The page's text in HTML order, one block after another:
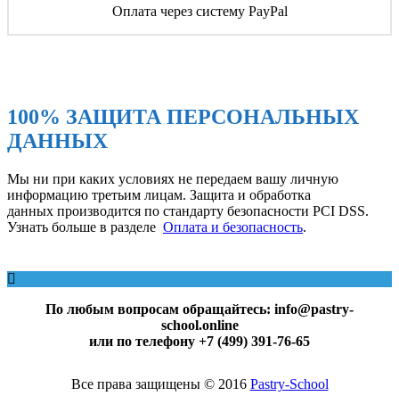
Оплата через систему PayPal
100% ЗАЩИТА ПЕРСОНАЛЬНЫХ
ДАННЫХ
Мы ни при каких условиях не передаем вашу личную
информацию третьим лицам. Защита и обработка
данных производится по стандарту безопасности PCI DSS.
Узнать больше в разделе Оплата и безопасность.
По любым вопросам обращайтесь: info@pastry-
school.online
или по телефону +7 (499) 391-76-65
Все права защищены © 2016 Pаstry-School